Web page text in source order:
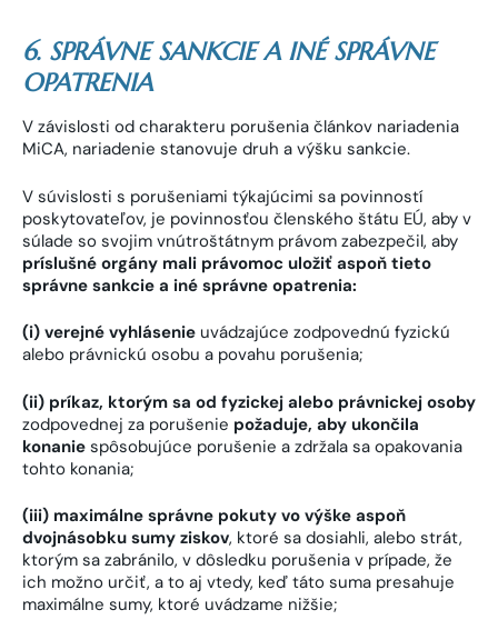
6. SPRÁVNE SANKCIE A INÉ SPRÁVNE
OPATRENIA
V závislosti od charakteru porušenia článkov nariadenia
MiCA, nariadenie stanovuje druh a výšku sankcie.
V súvislosti s porušeniami týkajúcimi sa povinností
poskytovateľov, je povinnosťou členského štátu EÚ, aby v
súlade so svojim vnútroštátnym právom zabezpečil, aby
príslušné orgány mali právomoc uložiť aspoň tieto
správne sankcie a iné správne opatrenia:
(i) verejné vyhlásenie uvádzajúce zodpovednú fyzickú
alebo právnickú osobu a povahu porušenia;
(ii) príkaz, ktorým sa od fyzickej alebo právnickej osoby
zodpovednej za porušenie požaduje, aby ukončila
konanie spôsobujúce porušenie a zdržala sa opakovania
tohto konania;
(iii) maximálne správne pokuty vo výške aspoň
dvojnásobku sumy ziskov, ktoré sa dosiahli, alebo strát,
ktorým sa zabránilo, v dôsledku porušenia v prípade, že
ich možno určiť, a to aj vtedy, keď táto suma presahuje
maximálne sumy, ktoré uvádzame nižšie;